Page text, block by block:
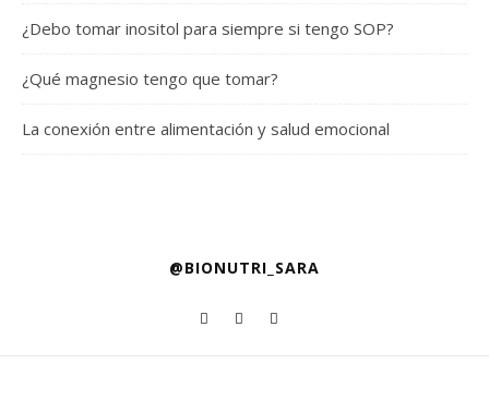
¿Debo tomar inositol para siempre si tengo SOP?
¿Qué magnesio tengo que tomar?
La conexión entre alimentación y salud emocional
@BIONUTRI_SARA